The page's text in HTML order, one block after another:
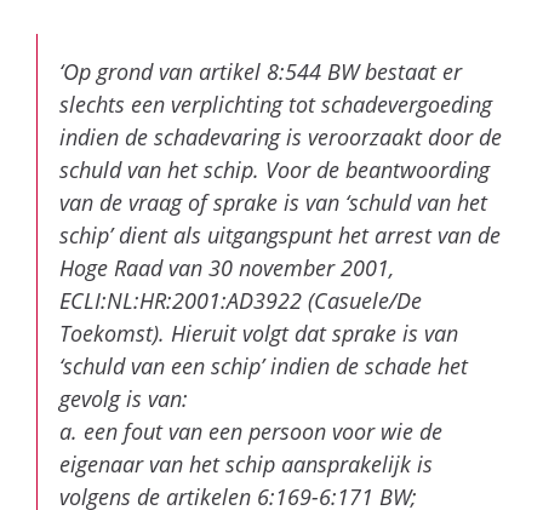
‘Op grond van artikel 8:544 BW bestaat er
slechts een verplichting tot schadevergoeding
indien de schadevaring is veroorzaakt door de
schuld van het schip. Voor de beantwoording
van de vraag of sprake is van ‘schuld van het
schip’ dient als uitgangspunt het arrest van de
Hoge Raad van 30 november 2001,
ECLI:NL:HR:2001:AD3922 (Casuele/De
Toekomst). Hieruit volgt dat sprake is van
‘schuld van een schip’ indien de schade het
gevolg is van:
a. een fout van een persoon voor wie de
eigenaar van het schip aansprakelijk is
volgens de artikelen 6:169-6:171 BW;